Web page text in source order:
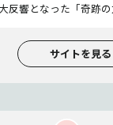
反響となった「奇跡の
サイトを見る